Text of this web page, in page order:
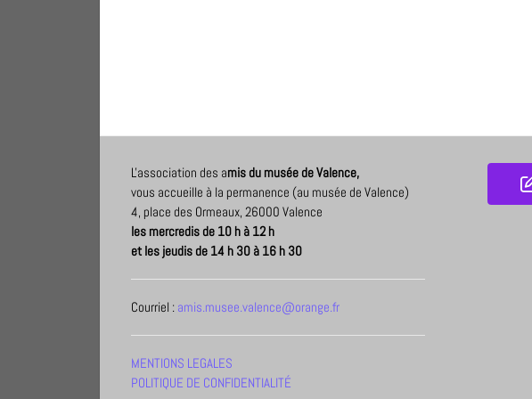
L'association des amis du musée de Valence,
vous accueille à la permanence (au musée de Valence)
4, place des Ormeaux, 26000 Valence
les mercredis de 10 h à 12 h
et les jeudis de 14 h 30 à 16 h 30
Courriel : amis.musee.valence@orange.fr
MENTIONS LEGALES
POLITIQUE DE CONFIDENTIALITÉ